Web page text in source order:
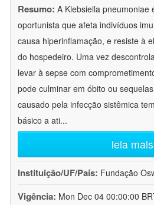
Resumo: A Klebsiella pneumoniae
oportunista que afeta indivíduos
causa hiperinflamação, e resiste à
do hospedeiro. Uma vez
levar à sepse com
pode culminar em óbito ou
causado pela infecção sistêmica
básico a ati...
leia mais
Instituição/UF/País: Fundação
Vigência: Mon Dec 04 00:00:00